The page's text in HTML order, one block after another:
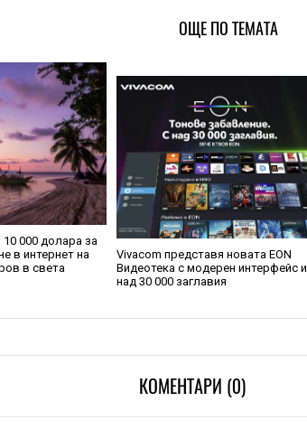
ОЩЕ ПО ТЕМАТА
000 долара за
в интернет на
в света
Vivacom представя новата EON
Видеотека с модерен интерфейс и
над 30 000 заглавия
КОМЕНТАРИ (0)